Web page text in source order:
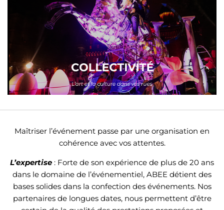
Maîtriser l’événement passe par une organisation en
cohérence avec vos attentes.
L’expertise : Forte de son expérience de plus de 20 ans
dans le domaine de l’événementiel, ABEE détient des
bases solides dans la confection des événements. Nos
partenaires de longues dates, nous permettent d’être